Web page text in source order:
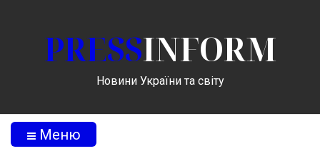
PRESSINFORM
Новини України та світу
Меню